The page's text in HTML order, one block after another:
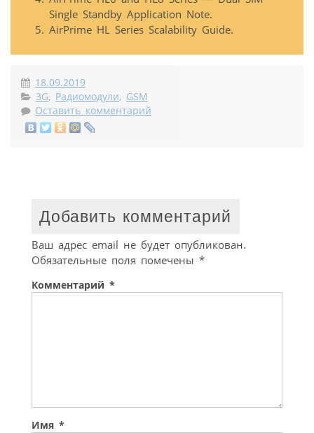
Single Standby Application Note.
AirPrime HL Series Scalability Guide.
18.09.2019
3G, Радиомодули, GSM
Оставить комментарий
Добавить комментарий
Ваш адрес email не будет опубликован.
Обязательные поля помечены *
Комментарий *
Имя *